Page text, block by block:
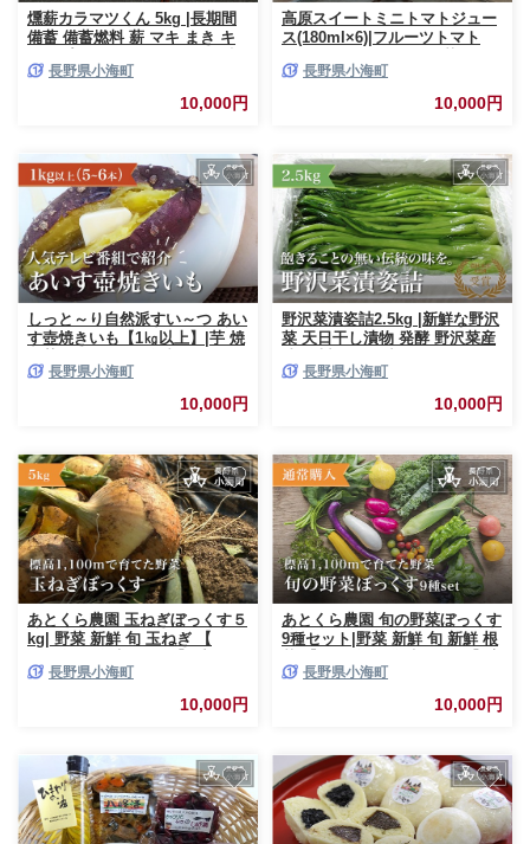
燻薪カラマツくん 5kg |長期間
備蓄 備蓄燃料 薪 マキ まき キ
産地 長野県小海町
長野県小海町
10,000円
高原スイートミニトマトジュー
ス(180ml×6)|フルーツトマト
ース 松原湖高原農場 長野県小
長野県小海町
10,000円
しっと～り自然派すい～つ あい
す壺焼きいも【1㎏以上】|芋 焼
アイス 長野県小海町
長野県小海町
10,000円
野沢菜漬姿詰2.5kg |新鮮な野沢
菜 天日干し漬物 発酵 野沢菜産
長野県小海町
10,000円
あとくら農園 玉ねぎぼっくす５
kg| 野菜 新鮮 旬 玉ねぎ 【
野菜 農家直送/長野県小海町
長野県小海町
10,000円
あとくら農園 旬の野菜ぼっくす
9種セット|野菜 新鮮 旬 新鮮 根
原野菜 農家直送/長野県小海町
長野県小海町
10,000円